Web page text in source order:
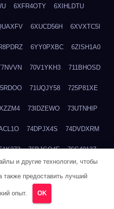
6XFR4OTY 6XIHLDTU
6XUCD56H 6XVXTC5I
6YY0PXBC 6ZISH1A0
70V1YKH3 711BHOSD
71UQJY58 725P81XE
73IDZEWO 73UTNHIP
74DPJX4S 74DVDXRM
76BJGQ4F 76G4013Z
78Q29S80
и другие технологии, чтобы
также предоставить лучший
опыт. OK